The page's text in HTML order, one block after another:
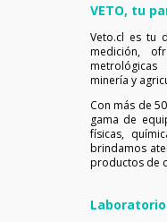
VETO, tu
Veto.cl es tu
medición,
minería y
Con más de
gama de
físicas,
brindamos
productos de